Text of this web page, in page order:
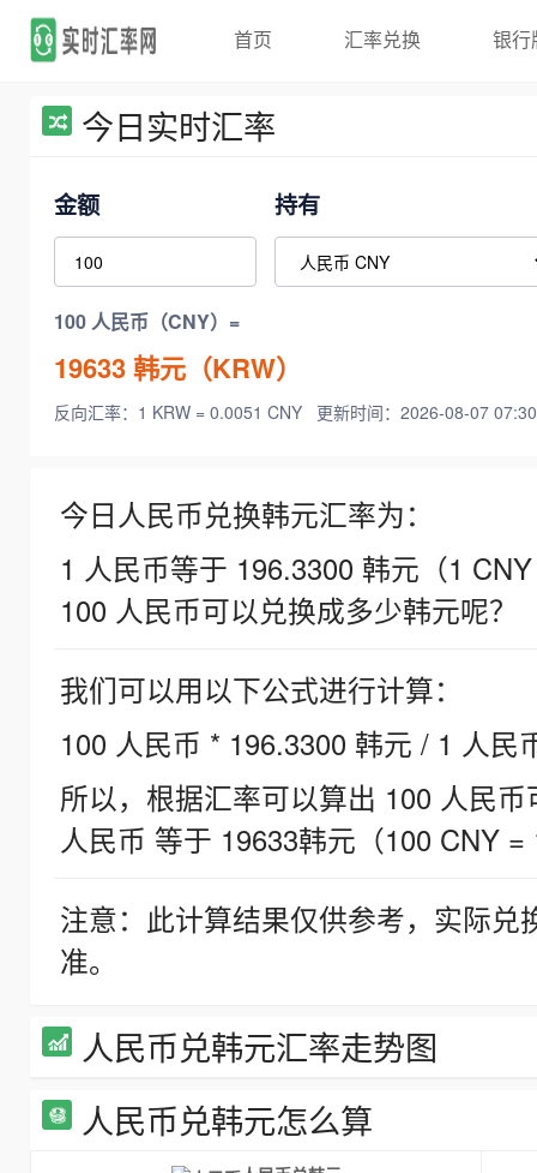
首页 汇率兑换 银行
今日实时汇率
金额 持有
100 人民币（CNY）=
19633韩元（KRW）
反向汇率：1 KRW = 0.0051 CNY 更新时间：2026-08-07
今日人民币兑换韩元汇率为：
1 人民币等于 196.3300 韩元（1
100 人民币可以兑换成多少韩元呢？
我们可以用以下公式进行计算：
100 人民币 * 196.3300 韩元 / 1 人民
所以，根据汇率可以算出 100 人民
人民币 等于 19633韩元（100 CNY =
注意：此计算结果仅供参考，实际
准。
人民币兑韩元汇率走势图
人民币兑韩元怎么算